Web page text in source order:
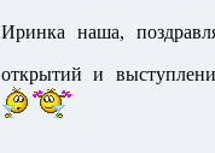
Иринка наша,
открытий и